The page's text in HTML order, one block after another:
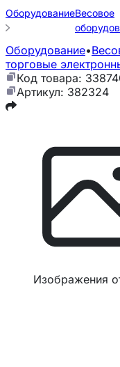
ОборудованиеВесовое
Оборудование•
торговые
Код товара:
Артикул: 382324
Изображения